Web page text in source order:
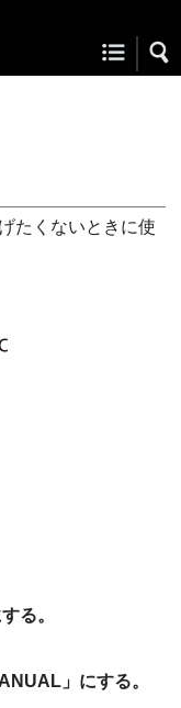
たくないときに使
る。
」にする。